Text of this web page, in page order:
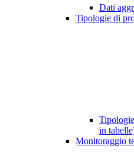
Dati
Tipologie di
in
Monitoraggio